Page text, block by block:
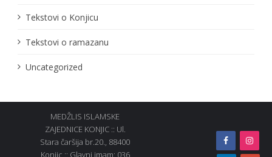
Tekstovi o Konjicu
Tekstovi o ramazanu
Uncategorized
MEDŽLIS ISLAMSKE
ZAJEDNICE KONJIC :: Ul.
Stara čaršija br.20., 88400
Konjic :: Glavni imam: 036